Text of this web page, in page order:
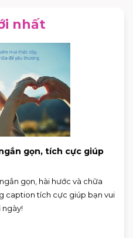
nhất
gọn, tích cực giúp
gọn, hài hước và chữa
caption tích cực giúp bạn vui
ngày!